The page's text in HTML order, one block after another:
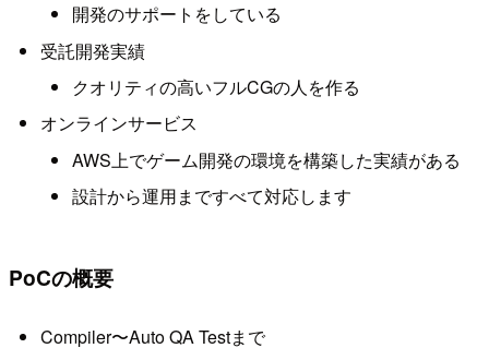
開発のサポートをしている
受託開発実績
クオリティの高いフルCGの人を作る
オンラインサービス
AWS上でゲーム開発の環境を構築した実績がある
設計から運用まですべて対応します
PoCの概要
Compiler〜Auto QA Testまで